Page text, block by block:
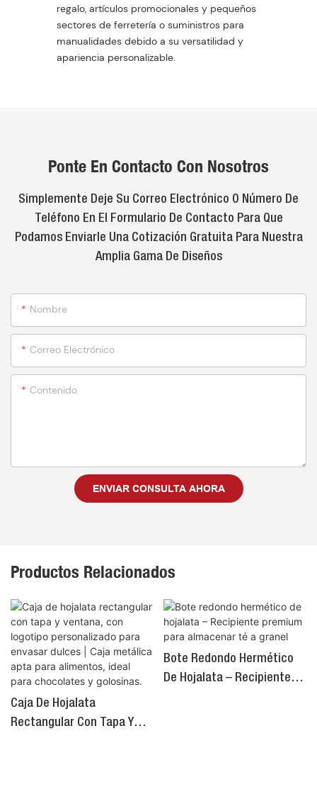
regalo, artículos promocionales y pequeños
sectores de ferretería o suministros para
manualidades debido a su versatilidad y
apariencia personalizable.
Ponte En Contacto Con Nosotros
Simplemente Deje Su Correo Electrónico O Número De
Teléfono En El Formulario De Contacto Para Que
Podamos Enviarle Una Cotización Gratuita Para Nuestra
Amplia Gama De Diseños
Nombre
Correo Electrónico
Contenido
ENVIAR CONSULTA AHORA
Productos Relacionados
Caja De Hojalata
Rectangular Con Tapa Y
Bote Redondo Hermético
De Hojalata – Recipiente